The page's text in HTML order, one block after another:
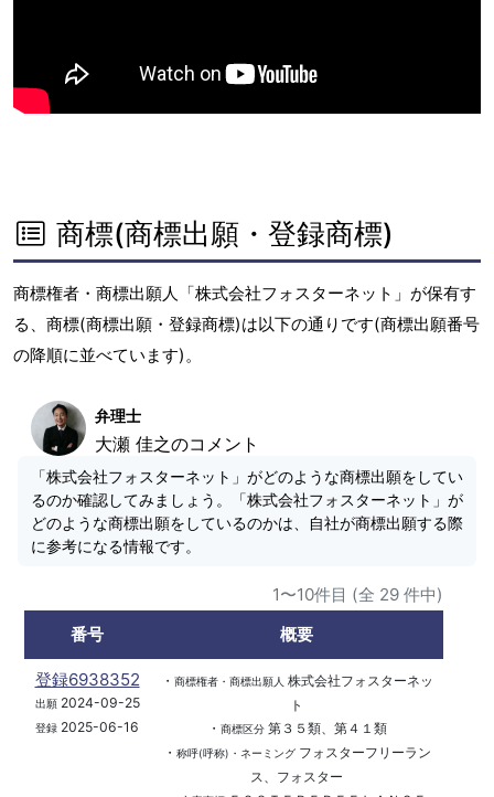
商標(商標出願・登録商標)
商標権者・商標出願人「株式会社フォスターネット」が保有す
る、商標(商標出願・登録商標)は以下の通りです(商標出願番号
の降順に並べています)。
弁理士
大瀬 佳之のコメント
「株式会社フォスターネット」がどのような商標出願をしてい
るのか確認してみましょう。「株式会社フォスターネット」が
どのような商標出願をしているのかは、自社が商標出願する際
に参考になる情報です。
1〜10件目 (全 29 件中)
番号
概要
登録6938352
出願2024-09-25
登録 2025-06-16
・ 商標権者・商標出願人 株式会社フォスターネッ
ト
・ 商標区分第３５類、第４１類
・ 称呼(呼称)・ネーミングフォスターフリーラン
ス、フォスター